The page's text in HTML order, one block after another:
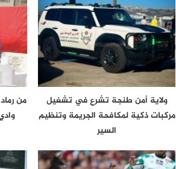
ولاية أمن طنجة تشرع في تشغيل
مركبات ذكية لمكافحة الجريمة وتنظيم
السير
من